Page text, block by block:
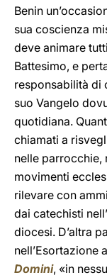
Benin
sua coscienza
deve animare
Battesimo, e
responsabilità di
suo Vangelo
quotidiana.
chiamati a
nelle parrocchie,
movimenti
rilevare con
dai catechisti
diocesi. D’altra
nell’Esortazione
Domini, «in